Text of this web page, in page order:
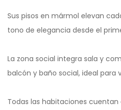
Sus pisos en mármol elevan
tono de elegancia desde el
La zona social integra sala y
balcón y baño social, ideal para
Todas las habitaciones